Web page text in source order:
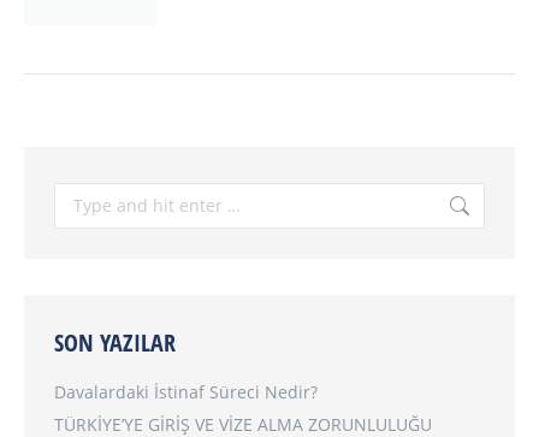
Search:
SON YAZILAR
Davalardaki İstinaf Süreci Nedir?
TÜRKİYE’YE GİRİŞ VE VİZE ALMA ZORUNLULUĞU